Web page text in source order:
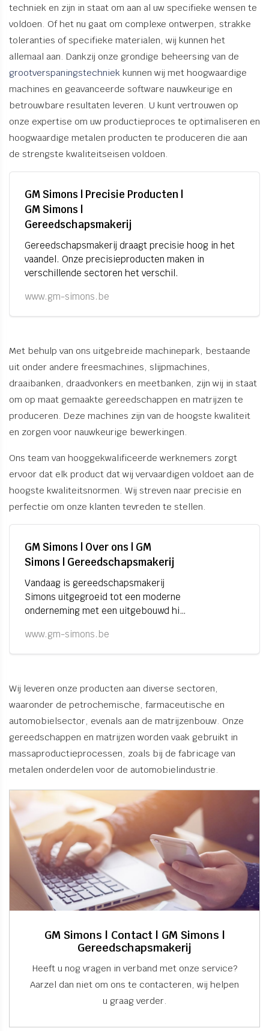
techniek en zijn in staat om aan al uw specifieke wensen te
voldoen. Of het nu gaat om complexe ontwerpen, strakke
toleranties of specifieke materialen, wij kunnen het
allemaal aan. Dankzij onze grondige beheersing van de
grootverspaningstechniek kunnen wij met hoogwaardige
machines en geavanceerde software nauwkeurige en
betrouwbare resultaten leveren. U kunt vertrouwen op
onze expertise om uw productieproces te optimaliseren en
hoogwaardige metalen producten te produceren die aan
de strengste kwaliteitseisen voldoen.
GM Simons | Precisie Producten |
GM Simons |
Gereedschapsmakerij
Gereedschapsmakerij draagt precisie hoog in het
vaandel. Onze precisieproducten maken in
verschillende sectoren het verschil.
www.gm-simons.be
Met behulp van ons uitgebreide machinepark, bestaande
uit onder andere freesmachines, slijpmachines,
draaibanken, draadvonkers en meetbanken, zijn wij in staat
om op maat gemaakte gereedschappen en matrijzen te
produceren. Deze machines zijn van de hoogste kwaliteit
en zorgen voor nauwkeurige bewerkingen.
Ons team van hooggekwalificeerde werknemers zorgt
ervoor dat elk product dat wij vervaardigen voldoet aan de
hoogste kwaliteitsnormen. Wij streven naar precisie en
perfectie om onze klanten tevreden te stellen.
GM Simons | Over ons | GM
Simons | Gereedschapsmakerij
Vandaag is gereedschapsmakerij
Simons uitgegroeid tot een moderne
onderneming met een uitgebouwd hi-
gekwalificeerde werknemers.
www.gm-simons.be
Wij leveren onze producten aan diverse sectoren,
waaronder de petrochemische, farmaceutische en
automobielsector, evenals aan de matrijzenbouw. Onze
gereedschappen en matrijzen worden vaak gebruikt in
massaproductieprocessen, zoals bij de fabricage van
metalen onderdelen voor de automobielindustrie.
GM Simons | Contact | GM Simons |
Gereedschapsmakerij
Heeft u nog vragen in verband met onze service?
Aarzel dan niet om ons te contacteren, wij helpen
u graag verder.